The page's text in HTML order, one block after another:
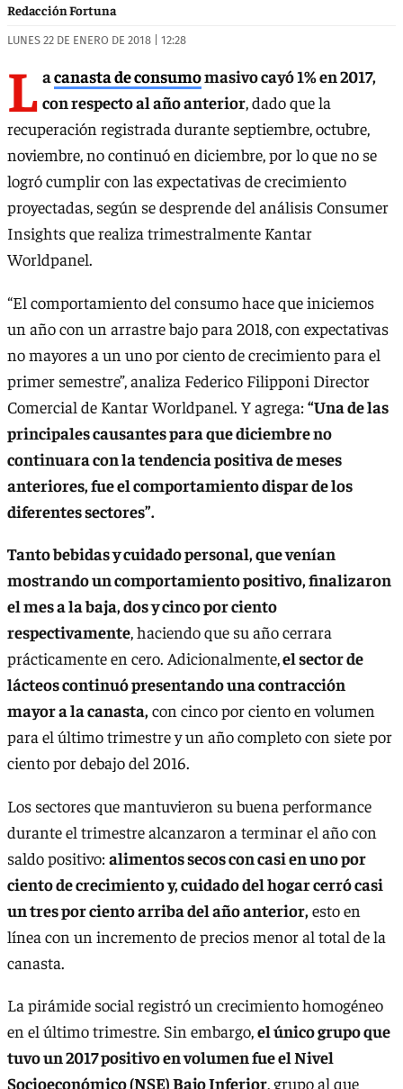
Redacción Fortuna
LUNES 22 DE ENERO DE 2018 | 12:28
L acanasta de consumomasivo cayó 1% en 2017,
con respecto al año anterior, dado que la
recuperación registrada durante septiembre, octubre,
noviembre, no continuó en diciembre, por lo que no se
logró cumplir con las expectativas de crecimiento
proyectadas, según se desprende del análisis Consumer
Insights que realiza trimestralmente Kantar
Worldpanel.
“El comportamiento del consumo hace que iniciemos
un año con un arrastre bajo para 2018, con expectativas
no mayores a un uno por ciento de crecimiento para el
primer semestre”, analiza Federico Filipponi Director
Comercial de Kantar Worldpanel. Y agrega:“Una de las
principales causantes para que diciembre no
continuara con la tendencia positiva de meses
anteriores, fue el comportamiento dispar de los
diferentes sectores”.
Tanto bebidas y cuidado personal, que venían
mostrando un comportamiento positivo, finalizaron
el mes a la baja, dos y cinco por ciento
respectivamente, haciendo que su año cerrara
prácticamente en cero. Adicionalmente,el sector de
lácteos continuó presentando una contracción
mayor a la canasta,con cinco por ciento en volumen
para el último trimestre y un año completo con siete por
ciento por debajo del 2016.
Los sectores que mantuvieron su buena performance
durante el trimestre alcanzaron a terminar el año con
saldo positivo:alimentos secos con casi en uno por
ciento de crecimiento y, cuidado del hogar cerró casi
un tres por ciento arriba del año anterior,esto en
línea con un incremento de precios menor al total de la
canasta.
La pirámide social registró un crecimiento homogéneo
en el último trimestre. Sin embargo,el único grupo que
tuvo un 2017 positivo en volumen fue el Nivel
Socioeconómico (NSE) Bajo Inferior, grupo al que